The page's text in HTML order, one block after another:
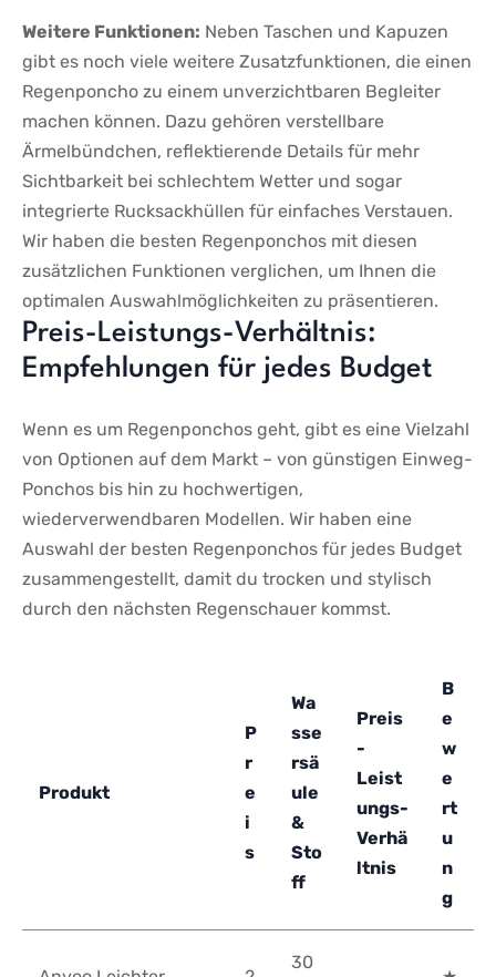
Weitere Funktionen: Neben Taschen ‌und ‌Kapuzen
gibt⁤ es noch viele weitere Zusatzfunktionen, die einen
Regenponcho zu einem unverzichtbaren Begleiter
machen ⁤können. Dazu gehören verstellbare
Ärmelbündchen, reflektierende⁤ Details für mehr
Sichtbarkeit⁣ bei schlechtem ​Wetter und sogar
integrierte Rucksackhüllen ⁤für einfaches Verstauen.
Wir haben ⁤die besten Regenponchos mit diesen‍
zusätzlichen Funktionen verglichen, um Ihnen die
optimalen Auswahlmöglichkeiten zu präsentieren.
Preis-Leistungs-Verhältnis:
Empfehlungen für jedes Budget
Wenn es um Regenponchos geht, gibt es eine Vielzahl
von Optionen auf dem⁣ Markt –⁤ von günstigen Einweg-
Ponchos bis hin zu hochwertigen,
wiederverwendbaren Modellen. Wir haben eine
Auswahl der besten Regenponchos für jedes Budget
zusammengestellt, damit du trocken und​ stylisch
‍durch den nächsten Regenschauer kommst.
Produkt
P
r
e
i
s
Wa
sse
rsä
ule
&
Sto
ff
Preis
-
Leist
ungs-
Verhä
ltnis
B
e
w
e
rt
u
n
g
30